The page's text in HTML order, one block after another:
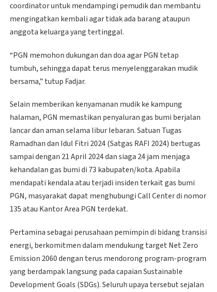
coordinator untuk mendampingi pemudik dan membantu
mengingatkan kembali agar tidak ada barang ataupun
anggota keluarga yang tertinggal.
“PGN memohon dukungan dan doa agar PGN tetap
tumbuh, sehingga dapat terus menyelenggarakan mudik
bersama,” tutup Fadjar.
Selain memberikan kenyamanan mudik ke kampung
halaman, PGN memastikan penyaluran gas bumi berjalan
lancar dan aman selama libur lebaran. Satuan Tugas
Ramadhan dan Idul Fitri 2024 (Satgas RAFI 2024) bertugas
sampai dengan 21 April 2024 dan siaga 24 jam menjaga
kehandalan gas bumi di 73 kabupaten/kota. Apabila
mendapati kendala atau terjadi insiden terkait gas bumi
PGN, masyarakat dapat menghubungi Call Center di nomor
135 atau Kantor Area PGN terdekat.
Pertamina sebagai perusahaan pemimpin di bidang transisi
energi, berkomitmen dalam mendukung target Net Zero
Emission 2060 dengan terus mendorong program-program
yang berdampak langsung pada capaian Sustainable
Development Goals (SDGs). Seluruh upaya tersebut sejalan